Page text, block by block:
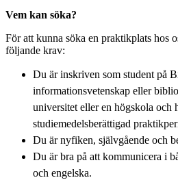
Vem kan söka?
För att kunna söka en praktikplats hos
följande krav:
Du är inskriven som student på
informationsvetenskap eller
universitet eller en högskola och
studiemedelsberättigad
Du är nyfiken, självgående och
Du är bra på att kommunicera i
och engelska.